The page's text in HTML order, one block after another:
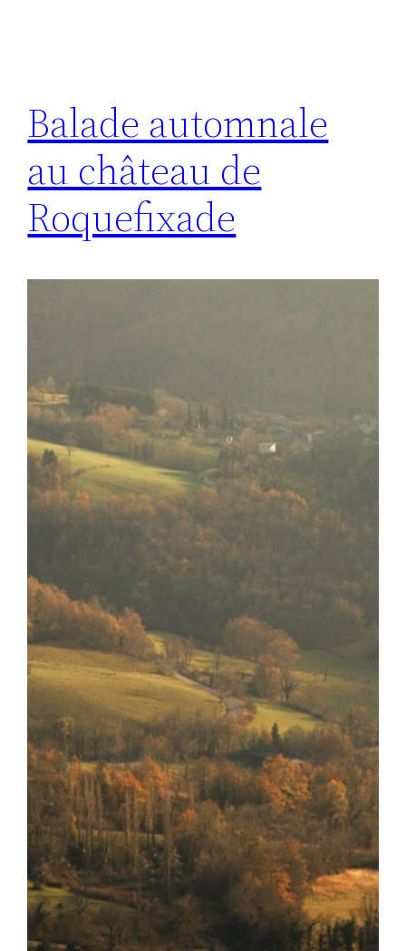
Balade automnale
au château de
Roquefixade